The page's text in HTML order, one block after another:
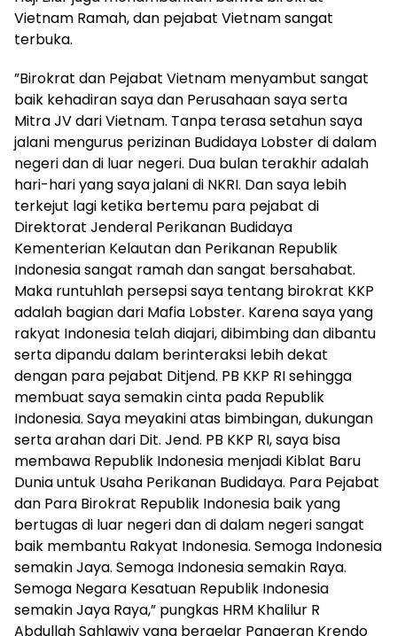
Vietnam Ramah, dan pejabat Vietnam sangat
terbuka.
‎”Birokrat dan Pejabat Vietnam menyambut sangat
baik kehadiran saya dan Perusahaan saya serta
Mitra JV dari Vietnam. Tanpa terasa setahun saya
jalani mengurus perizinan Budidaya Lobster di dalam
negeri dan di luar negeri. Dua bulan terakhir adalah
hari-hari yang saya jalani di NKRI. Dan saya lebih
terkejut lagi ketika bertemu para pejabat di
Direktorat Jenderal Perikanan Budidaya
Kementerian Kelautan dan Perikanan Republik
Indonesia sangat ramah dan sangat bersahabat.
Maka runtuhlah persepsi saya tentang birokrat KKP
adalah bagian dari Mafia Lobster. Karena saya yang
rakyat Indonesia telah diajari, dibimbing dan dibantu
serta dipandu dalam berinteraksi lebih dekat
dengan para pejabat Ditjend. PB KKP RI sehingga
membuat saya semakin cinta pada Republik
Indonesia. Saya meyakini atas bimbingan, dukungan
serta arahan dari Dit. Jend. PB KKP RI, saya bisa
membawa Republik Indonesia menjadi Kiblat Baru
Dunia untuk Usaha Perikanan Budidaya. Para Pejabat
dan Para Birokrat Republik Indonesia baik yang
bertugas di luar negeri dan di dalam negeri sangat
baik membantu Rakyat Indonesia. Semoga Indonesia
semakin Jaya. Semoga Indonesia semakin Raya.
Semoga Negara Kesatuan Republik Indonesia
semakin Jaya Raya,” pungkas HRM Khalilur R
Abdullah Sahlawiy yang bergelar Pangeran Krendo